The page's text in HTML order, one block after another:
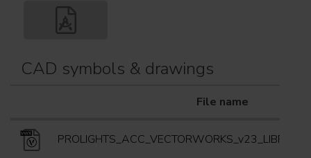
CAD symbols & drawings
File name